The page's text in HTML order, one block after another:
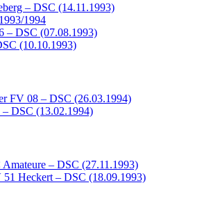
– DSC (14.11.1993)
1994
– DSC (07.08.1993)
(10.10.1993)
FV 08 – DSC (26.03.1994)
DSC (13.02.1994)
– DSC (27.11.1993)
51 Heckert – DSC (18.09.1993)